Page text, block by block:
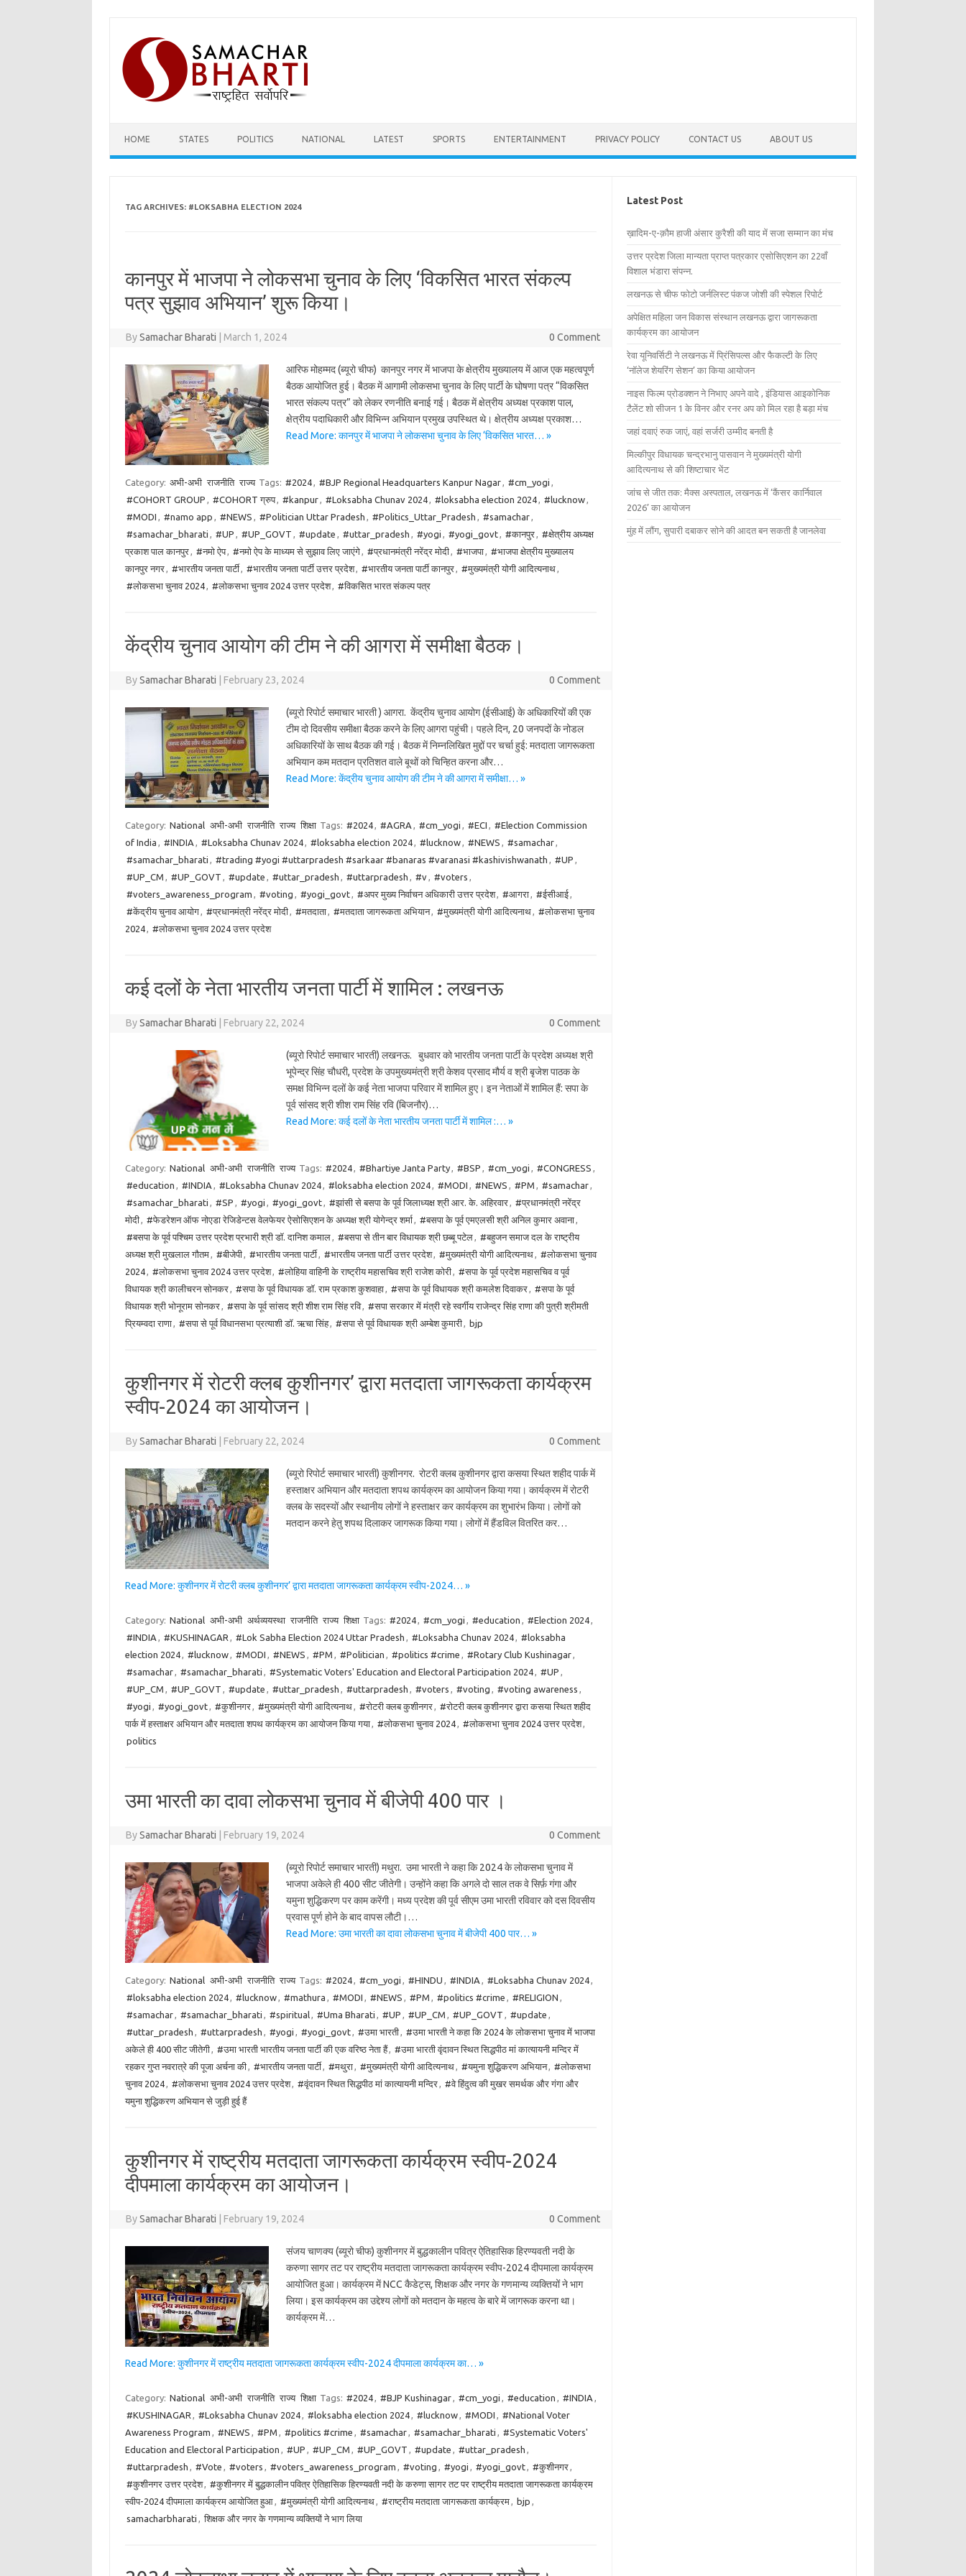
content
HOME STATES POLITICS NATIONAL LATEST SPORTS ENTERTAINMENT PRIVACY POLICY CONTACT US ABOUT US
TAG ARCHIVES: #LOKSABHA ELECTION 2024
कानपुर में भाजपा ने लोकसभा चुनाव के लिए ‘विकसित भारत संकल्प
पत्र सुझाव अभियान’ शुरू किया।
BySamachar Bharati March 1, 2024 0 Comment
आरिफ मोहम्मद (ब्यूरो चीफ) कानपुर नगर में भाजपा के क्षेत्रीय मुख्यालय में आज एक महत्वपूर्ण
बैठक आयोजित हुई। बैठक में आगामी लोकसभा चुनाव के लिए पार्टी के घोषणा पत्र “विकसित
भारत संकल्प पत्र” को लेकर रणनीति बनाई गई। बैठक में क्षेत्रीय अध्यक्ष प्रकाश पाल,
क्षेत्रीय पदाधिकारी और विभिन्न अभियान प्रमुख उपस्थित थे। क्षेत्रीय अध्यक्ष प्रकाश…
Read More: कानपुर में भाजपा ने लोकसभा चुनाव के लिए ‘विकसित भारत… »
Category: अभी-अभी राजनीति राज्य Tags: #2024, #BJP Regional Headquarters Kanpur Nagar, #cm_yogi ,
#COHORT GROUP , #COHORT ग्रुप, #kanpur, #Loksabha Chunav 2024, #loksabha election 2024, #lucknow,
#MODI , #namo app , #NEWS , #Politician Uttar Pradesh , #Politics_Uttar_Pradesh , #samachar,
#samachar_bharati , #UP , #UP_GOVT , #update , #uttar_pradesh , #yogi , #yogi_govt, #कानपुर, #क्षेत्रीय अध्यक्ष
प्रकाश पाल कानपुर, #नमो ऐप, #नमो ऐप के माध्यम से सुझाव लिए जाएंगे, #प्रधानमंत्री नरेंद्र मोदी, #भाजपा, #भाजपा क्षेत्रीय मुख्यालय
कानपुर नगर, #भारतीय जनता पार्टी, #भारतीय जनता पार्टी उत्तर प्रदेश, #भारतीय जनता पार्टी कानपुर, #मुख्यमंत्री योगी आदित्यनाथ,
#लोकसभा चुनाव 2024, #लोकसभा चुनाव 2024 उत्तर प्रदेश, #विकसित भारत संकल्प पत्र
केंद्रीय चुनाव आयोग की टीम ने की आगरा में समीक्षा बैठक।
BySamachar Bharati February 23, 2024 0 Comment
(ब्यूरो रिपोर्ट समाचार भारती ) आगरा. केंद्रीय चुनाव आयोग (ईसीआई) के अधिकारियों की एक
टीम दो दिवसीय समीक्षा बैठक करने के लिए आगरा पहुंची। पहले दिन, 20 जनपदों के नोडल
अधिकारियों के साथ बैठक की गई। बैठक में निम्नलिखित मुद्दों पर चर्चा हुई: मतदाता जागरूकता
अभियान कम मतदान प्रतिशत वाले बूथों को चिन्हित करना और…
Read More: केंद्रीय चुनाव आयोग की टीम ने की आगरा में समीक्षा… »
Category: National अभी-अभी राजनीति राज्य शिक्षा Tags: #2024, #AGRA , #cm_yogi , #ECI , #Election Commission
of India , #INDIA , #Loksabha Chunav 2024, #loksabha election 2024, #lucknow, #NEWS , #samachar,
#samachar_bharati , #trading #yogi #uttarpradesh #sarkaar #banaras #varanasi #kashivishwanath , #UP ,
#UP_CM , #UP_GOVT , #update , #uttar_pradesh , #uttarpradesh , #v, #voters ,
#voters_awareness_program , #voting , #yogi_govt, #अपर मुख्य निर्वाचन अधिकारी उत्तर प्रदेश, #आगरा, #ईसीआई,
#केंद्रीय चुनाव आयोग, #प्रधानमंत्री नरेंद्र मोदी, #मतदाता, #मतदाता जागरूकता अभियान, #मुख्यमंत्री योगी आदित्यनाथ, #लोकसभा चुनाव
2024, #लोकसभा चुनाव 2024 उत्तर प्रदेश
कई दलों के नेता भारतीय जनता पार्टी में शामिल : लखनऊ
BySamachar Bharati February 22, 2024 0 Comment
(ब्यूरो रिपोर्ट समाचार भारती) लखनऊ. बुधवार को भारतीय जनता पार्टी के प्रदेश अध्यक्ष श्री
भूपेन्द्र सिंह चौधरी, प्रदेश के उपमुख्यमंत्री श्री केशव प्रसाद मौर्य व श्री बृजेश पाठक के
समक्ष विभिन्न दलों के कई नेता भाजपा परिवार में शामिल हुए। इन नेताओं में शामिल हैं: सपा के
पूर्व सांसद श्री शीश राम सिंह रवि (बिजनौर)…
Read More: कई दलों के नेता भारतीय जनता पार्टी में शामिल :… »
Category: National अभी-अभी राजनीति राज्य Tags: #2024, #Bhartiye Janta Party, #BSP , #cm_yogi , #CONGRESS ,
#education , #INDIA , #Loksabha Chunav 2024, #loksabha election 2024, #MODI , #NEWS , #PM , #samachar,
#samachar_bharati , #SP , #yogi , #yogi_govt, #झांसी से बसपा के पूर्व जिलाध्यक्ष श्री आर. के. अहिरवार, #प्रधानमंत्री नरेंद्र
मोदी, #फेडरेशन ऑफ नोएडा रेजिडेन्टस वेलफेयर ऐसोसिएशन के अध्यक्ष श्री योगेन्द्र शर्मा, #बसपा के पूर्व एमएलसी श्री अनिल कुमार अवाना,
#बसपा के पूर्व पश्चिम उत्तर प्रदेश प्रभारी श्री डॉ. दानिश कमाल, #बसपा से तीन बार विधायक श्री छब्बू पटेल, #बहुजन समाज दल के राष्ट्रीय
अध्यक्ष श्री मुखलाल गौतम, #बीजेपी, #भारतीय जनता पार्टी, #भारतीय जनता पार्टी उत्तर प्रदेश, #मुख्यमंत्री योगी आदित्यनाथ, #लोकसभा चुनाव
2024, #लोकसभा चुनाव 2024 उत्तर प्रदेश, #लोहिया वाहिनी के राष्ट्रीय महासचिव श्री राजेश कोरी, #सपा के पूर्व प्रदेश महासचिव व पूर्व
विधायक श्री कालीचरन सोनकर, #सपा के पूर्व विधायक डॉ. राम प्रकाश कुशवाहा, #सपा के पूर्व विधायक श्री कमलेश दिवाकर, #सपा के पूर्व
विधायक श्री भोनूराम सोनकर, #सपा के पूर्व सांसद श्री शीश राम सिंह रवि, #सपा सरकार में मंत्री रहे स्वर्गीय राजेन्द्र सिंह राणा की पुत्री श्रीमती
प्रियम्वदा राणा, #सपा से पूर्व विधानसभा प्रत्याशी डॉ. ऋचा सिंह, #सपा से पूर्व विधायक श्री अम्बेश कुमारी, bjp
कुशीनगर में रोटरी क्लब कुशीनगर’ द्वारा मतदाता जागरूकता कार्यक्रम
स्वीप-2024 का आयोजन।
BySamachar Bharati February 22, 2024 0 Comment
(ब्यूरो रिपोर्ट समाचार भारती) कुशीनगर. रोटरी क्लब कुशीनगर द्वारा कसया स्थित शहीद पार्क में
हस्ताक्षर अभियान और मतदाता शपथ कार्यक्रम का आयोजन किया गया। कार्यक्रम में रोटरी
क्लब के सदस्यों और स्थानीय लोगों ने हस्ताक्षर कर कार्यक्रम का शुभारंभ किया। लोगों को
मतदान करने हेतु शपथ दिलाकर जागरूक किया गया। लोगों में हैंडविल वितरित कर…
Read More: कुशीनगर में रोटरी क्लब कुशीनगर’ द्वारा मतदाता जागरूकता कार्यक्रम स्वीप-2024… »
Category: National अभी-अभी अर्थव्ययस्था राजनीति राज्य शिक्षा Tags: #2024, #cm_yogi , #education , #Election 2024,
#INDIA , #KUSHINAGAR , #Lok Sabha Election 2024 Uttar Pradesh , #Loksabha Chunav 2024, #loksabha
election 2024, #lucknow, #MODI , #NEWS , #PM , #Politician , #politics #crime , #Rotary Club Kushinagar,
#samachar, #samachar_bharati , #Systematic Voters' Education and Electoral Participation 2024, #UP ,
#UP_CM , #UP_GOVT , #update , #uttar_pradesh , #uttarpradesh , #voters , #voting , #voting awareness ,
#yogi , #yogi_govt, #कुशीनगर, #मुख्यमंत्री योगी आदित्यनाथ, #रोटरी क्लब कुशीनगर, #रोटरी क्लब कुशीनगर द्वारा कसया स्थित शहीद
पार्क में हस्ताक्षर अभियान और मतदाता शपथ कार्यक्रम का आयोजन किया गया, #लोकसभा चुनाव 2024, #लोकसभा चुनाव 2024 उत्तर प्रदेश,
politics
उमा भारती का दावा लोकसभा चुनाव में बीजेपी 400 पार ।
BySamachar Bharati February 19, 2024 0 Comment
(ब्यूरो रिपोर्ट समाचार भारती) मथुरा. उमा भारती ने कहा कि 2024 के लोकसभा चुनाव में
भाजपा अकेले ही 400 सीट जीतेगी। उन्होंने कहा कि अगले दो साल तक वे सिर्फ़ गंगा और
यमुना शुद्धिकरण पर काम करेंगी। मध्य प्रदेश की पूर्व सीएम उमा भारती रविवार को दस दिवसीय
प्रवास पूर्ण होने के बाद वापस लौटी।…
Read More: उमा भारती का दावा लोकसभा चुनाव में बीजेपी 400 पार… »
Category: National अभी-अभी राजनीति राज्य Tags: #2024, #cm_yogi , #HINDU , #INDIA , #Loksabha Chunav 2024,
#loksabha election 2024, #lucknow, #mathura , #MODI , #NEWS , #PM , #politics #crime , #RELIGION ,
#samachar, #samachar_bharati , #spiritual, #Uma Bharati , #UP , #UP_CM , #UP_GOVT , #update ,
#uttar_pradesh , #uttarpradesh , #yogi , #yogi_govt, #उमा भारती, #उमा भारती ने कहा कि 2024 के लोकसभा चुनाव में भाजपा
अकेले ही 400 सीट जीतेगी, #उमा भारती भारतीय जनता पार्टी की एक वरिष्ठ नेता हैं, #उमा भारती वृंदावन स्थित सिद्धपीठ मां कात्यायनी मन्दिर में
रहकर गुप्त नवरात्रे की पूजा अर्चना की, #भारतीय जनता पार्टी, #मथुरा, #मुख्यमंत्री योगी आदित्यनाथ, #यमुना शुद्धिकरण अभियान, #लोकसभा
चुनाव 2024, #लोकसभा चुनाव 2024 उत्तर प्रदेश, #वृंदावन स्थित सिद्धपीठ मां कात्यायनी मन्दिर, #वे हिंदुत्व की मुखर समर्थक और गंगा और
यमुना शुद्धिकरण अभियान से जुड़ी हुई हैं
कुशीनगर में राष्ट्रीय मतदाता जागरूकता कार्यक्रम स्वीप-2024
दीपमाला कार्यक्रम का आयोजन।
BySamachar Bharati February 19, 2024 0 Comment
संजय चाणक्य (ब्यूरो चीफ) कुशीनगर में बुद्धकालीन पवित्र ऐतिहासिक हिरण्यवती नदी के
करुणा सागर तट पर राष्ट्रीय मतदाता जागरूकता कार्यक्रम स्वीप-2024 दीपमाला कार्यक्रम
आयोजित हुआ। कार्यक्रम में NCC कैडेट्स, शिक्षक और नगर के गणमान्य व्यक्तियों ने भाग
लिया। इस कार्यक्रम का उद्देश्य लोगों को मतदान के महत्व के बारे में जागरूक करना था।
कार्यक्रम में…
Read More: कुशीनगर में राष्ट्रीय मतदाता जागरूकता कार्यक्रम स्वीप-2024 दीपमाला कार्यक्रम का… »
Category: National अभी-अभी राजनीति राज्य शिक्षा Tags: #2024, #BJP Kushinagar, #cm_yogi , #education , #INDIA ,
#KUSHINAGAR , #Loksabha Chunav 2024, #loksabha election 2024, #lucknow, #MODI , #National Voter
Awareness Program , #NEWS , #PM , #politics #crime , #samachar, #samachar_bharati , #Systematic Voters'
Education and Electoral Participation , #UP , #UP_CM , #UP_GOVT , #update , #uttar_pradesh ,
#uttarpradesh , #Vote , #voters , #voters_awareness_program , #voting , #yogi , #yogi_govt, #कुशीनगर,
#कुशीनगर उत्तर प्रदेश, #कुशीनगर में बुद्धकालीन पवित्र ऐतिहासिक हिरण्यवती नदी के करुणा सागर तट पर राष्ट्रीय मतदाता जागरूकता कार्यक्रम
स्वीप-2024 दीपमाला कार्यक्रम आयोजित हुआ, #मुख्यमंत्री योगी आदित्यनाथ, #राष्ट्रीय मतदाता जागरूकता कार्यक्रम, bjp ,
samacharbharati , शिक्षक और नगर के गणमान्य व्यक्तियों ने भाग लिया
Latest Post
ख़ादिम-ए-क़ौम हाजी अंसार कुरैशी की याद में सजा सम्मान का मंच
उत्तर प्रदेश जिला मान्यता प्राप्त पत्रकार एसोसिएशन का 22वाँ
विशाल भंडारा संपन्न.
लखनऊ से चीफ फोटो जर्नलिस्ट पंकज जोशी की स्पेशल रिपोर्ट
अपेक्षित महिला जन विकास संस्थान लखनऊ द्वारा जागरूकता
कार्यक्रम का आयोजन
रेवा यूनिवर्सिटी ने लखनऊ में प्रिंसिपल्स और फैकल्टी के लिए
‘नॉलेज शेयरिंग सेशन’ का किया आयोजन
नाइस फिल्म प्रोडक्शन ने निभाए अपने वादे , इंडियास आइकोनिक
टैलेंट शो सीजन 1 के विनर और रनर अप को मिल रहा है बड़ा मंच
जहां दवाएं रुक जाएं, वहां सर्जरी उम्मीद बनती है
मिल्कीपुर विधायक चन्द्रभानु पासवान ने मुख्यमंत्री योगी
आदित्यनाथ से की शिष्टाचार भेंट
जांच से जीत तक: मैक्स अस्पताल, लखनऊ में ‘कैंसर कार्निवाल
2026’ का आयोजन
मुंह में लौंग, सुपारी दबाकर सोने की आदत बन सकती है जानलेवा